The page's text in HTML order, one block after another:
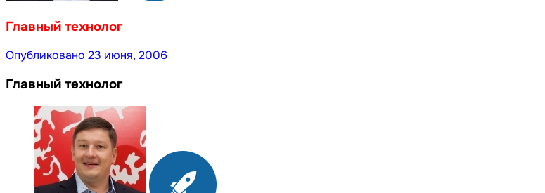
Главный технолог
Опубликовано 23 июня, 2006
Главный технолог